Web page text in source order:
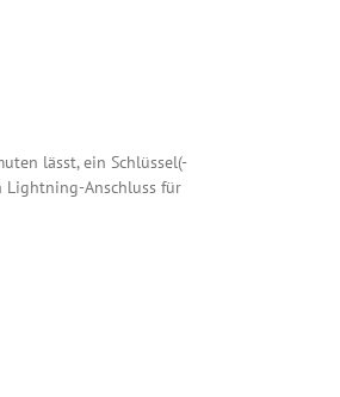
lässt, ein Schlüssel(-
Lightning-Anschluss für